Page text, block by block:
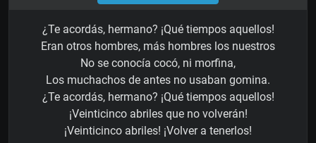
¿Te acordás, hermano? ¡Qué tiempos aquellos!
Eran otros hombres, más hombres los nuestros
No se conocía cocó, ni morfina,
Los muchachos de antes no usaban gomina.
¿Te acordás, hermano? ¡Qué tiempos aquellos!
¡Veinticinco abriles que no volverán!
¡Veinticinco abriles! ¡Volver a tenerlos!